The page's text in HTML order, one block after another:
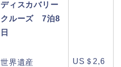
ディスカバリー
クルーズ 7泊8
日
世界遺産
US＄2,6